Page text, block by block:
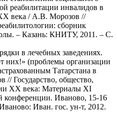
реабилитации инвалидов в
века / А.В. Морозов //
сборник
– Казань: КНИТУ, 2011. – С.
в лечебных заведениях.
них!» (проблемы организации
Татарстана в
Государство, общество,
ХХ века: Материалы XI
конференции. Иваново, 15-16
Иван. гос. ун-т, 2012.